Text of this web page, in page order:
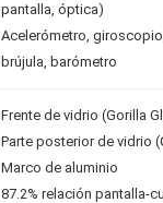
pantalla, óptica)
Acelerómetro,
brújula, barómetro
Frente de vidrio (Gorilla
Parte posterior de vidrio
Marco de aluminio
87.2% relación pantalla-